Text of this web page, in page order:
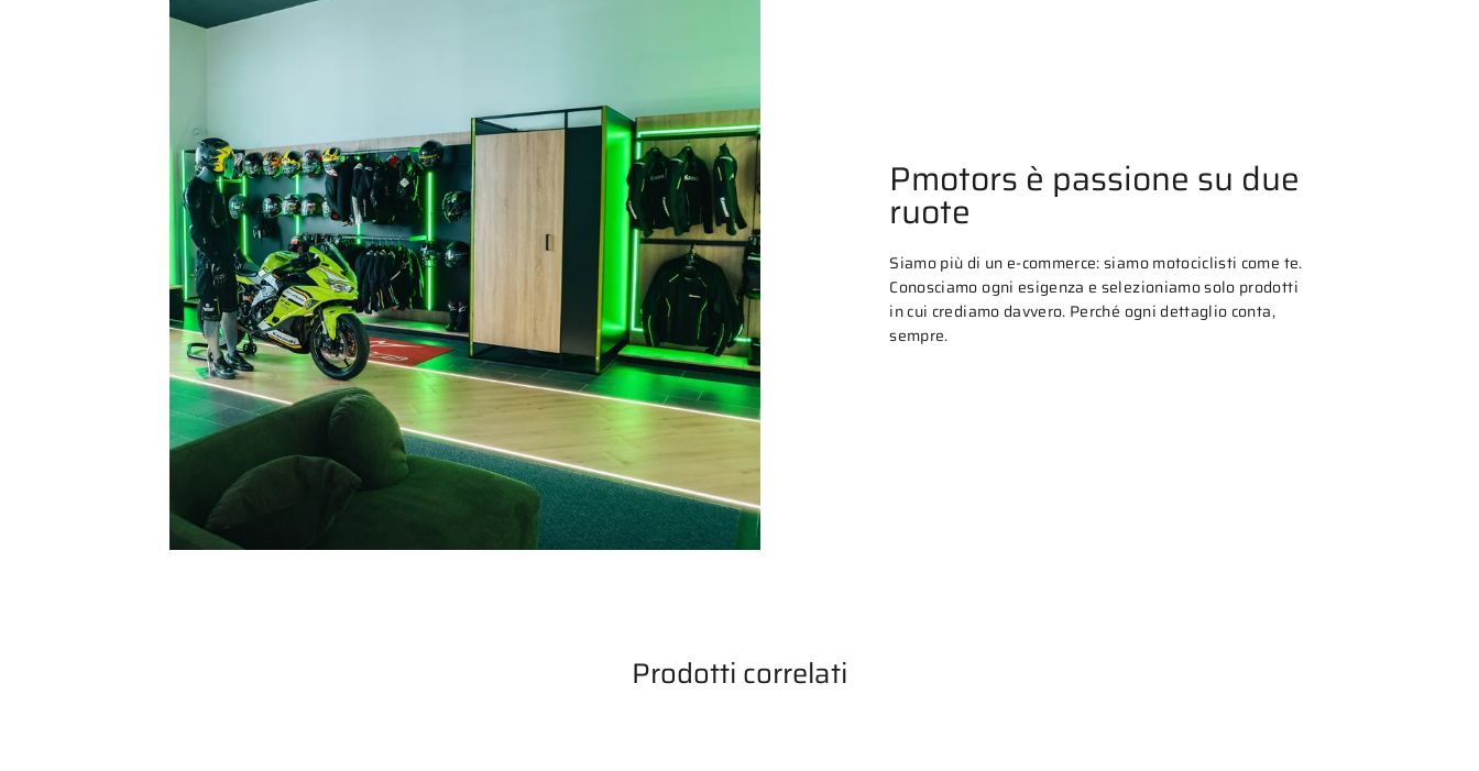
Pmotors è passione su due
ruote
Siamo più di un e-commerce: siamo motociclisti come te.
Conosciamo ogni esigenza e selezioniamo solo prodotti
in cui crediamo davvero. Perché ogni dettaglio conta,
sempre.
Prodotti correlati